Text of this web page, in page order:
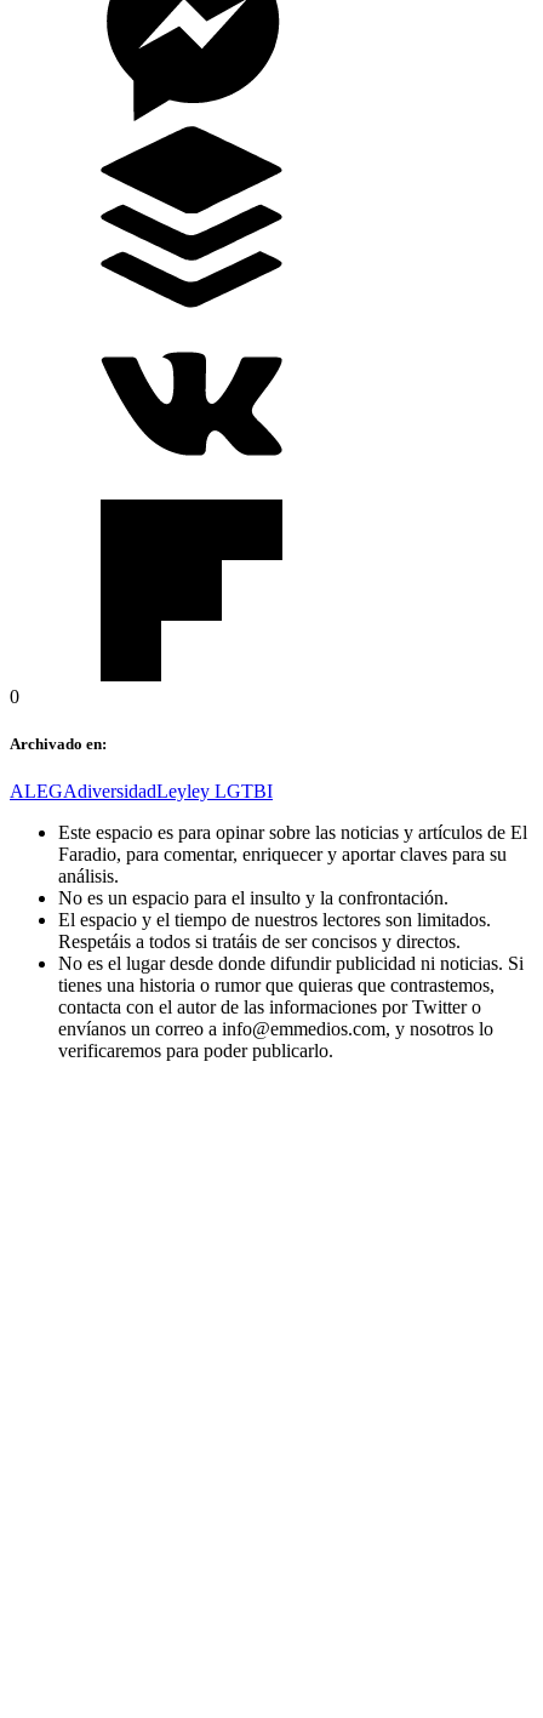
0
Archivado en:
ALEGAdiversidadLeyley LGTBI
Este espacio es para opinar sobre las noticias y artículos de El
Faradio, para comentar, enriquecer y aportar claves para su
análisis.
No es un espacio para el insulto y la confrontación.
El espacio y el tiempo de nuestros lectores son limitados.
Respetáis a todos si tratáis de ser concisos y directos.
No es el lugar desde donde difundir publicidad ni noticias. Si
tienes una historia o rumor que quieras que contrastemos,
contacta con el autor de las informaciones por Twitter o
envíanos un correo a info@emmedios.com, y nosotros lo
verificaremos para poder publicarlo.